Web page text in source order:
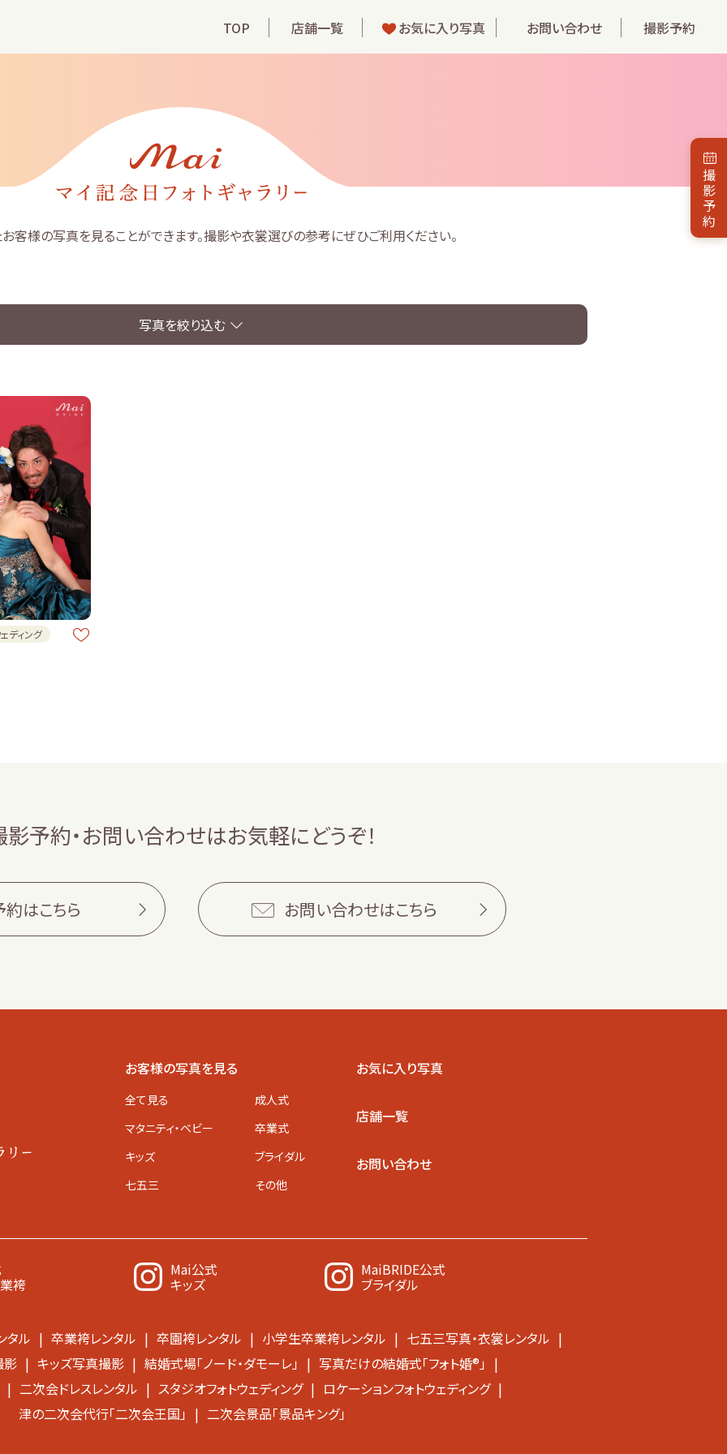
TOP 店舗一覧 お気に入り写真 お問い合わせ 撮影予約
客様の写真を見ることができます。撮影や衣裳選びの参考にぜひご利用ください。
写真を絞り込む
ディング
影予約・お問い合わせはお気軽にどうぞ！
はこちら お問い合わせはこちら
お客様の写真を見る
全て見る
マタニティ・ベビー
キッズ
七五三
成人式
卒業式
ブライダル
その他
お気に入り写真
店舗一覧
お問い合わせ
袴
Mai公式
キッズ
MaiBRIDE公式
ブライダル
タル 卒業袴レンタル 卒園袴レンタル 小学生卒業袴レンタル
七五三写真・衣裳レンタル
影
キッズ写真撮影 結婚式場「ノード・ダモーレ」
写真だけの結婚式「フォト婚®」
二次会ドレスレンタル
スタジオフォトウェディング
ロケーションフォトウェディング
津の二次会代行「二次会王国」
二次会景品「景品キング」
撮
影
予
約